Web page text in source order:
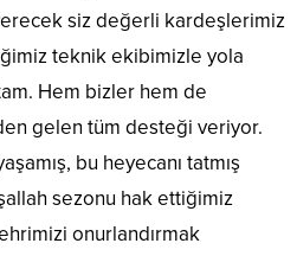
siz değerli kardeşlerimiz
teknik ekibimizle yola
Hem bizler hem de
gelen tüm desteği veriyor.
bu heyecanı tatmış
sezonu hak ettiğimiz
onurlandırmak